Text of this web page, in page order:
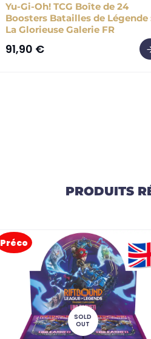
Yu-Gi-Oh! TCG Boîte de 24
Boosters Batailles de Légende
La Glorieuse Galerie FR
91,90 €
PRODUITS
Préco
SOLD
OUT